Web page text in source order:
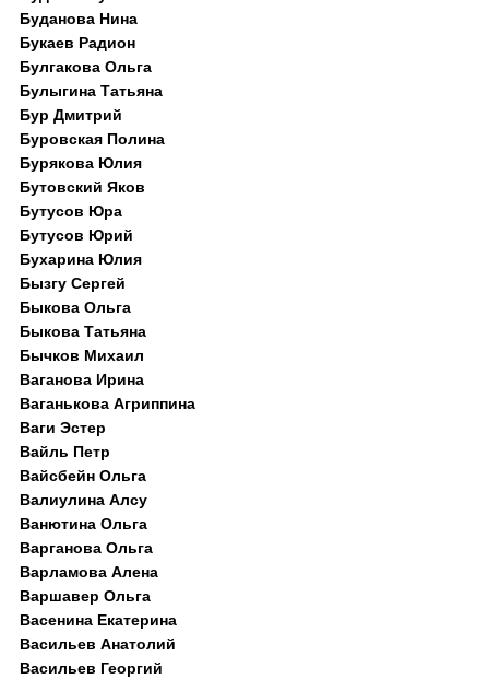
Буданова Нина
Букаев Радион
Булгакова Ольга
Булыгина Татьяна
Бур Дмитрий
Буровская Полина
Бурякова Юлия
Бутовский Яков
Бутусов Юра
Бутусов Юрий
Бухарина Юлия
Бызгу Сергей
Быкова Ольга
Быкова Татьяна
Бычков Михаил
Ваганова Ирина
Ваганькова Агриппина
Ваги Эстер
Вайль Петр
Вайсбейн Ольга
Валиулина Алсу
Ванютина Ольга
Варганова Ольга
Варламова Алена
Варшавер Ольга
Васенина Екатерина
Васильев Анатолий
Васильев Георгий